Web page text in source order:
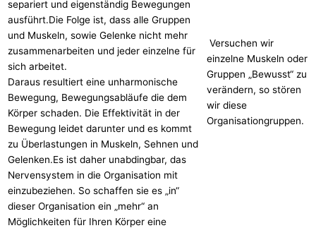
separiert und eigenständig Bewegungen
ausführt.Die Folge ist, dass alle Gruppen
und Muskeln, sowie Gelenke nicht mehr
zusammenarbeiten und jeder einzelne für
sich arbeitet.
Daraus resultiert eine unharmonische
Bewegung, Bewegungsabläufe die dem
Körper schaden. Die Effektivität in der
Bewegung leidet darunter und es kommt
zu Überlastungen in Muskeln, Sehnen und
Gelenken.Es ist daher unabdingbar, das
Nervensystem in die Organisation mit
einzubeziehen. So schaffen sie es „in“
dieser Organisation ein „mehr“ an
Möglichkeiten für Ihren Körper eine
Versuchen wir
einzelne Muskeln oder
Gruppen „Bewusst“ zu
verändern, so stören
wir diese
Organisationgruppen.